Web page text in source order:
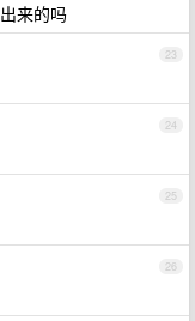
来的吗
23
24
25
26